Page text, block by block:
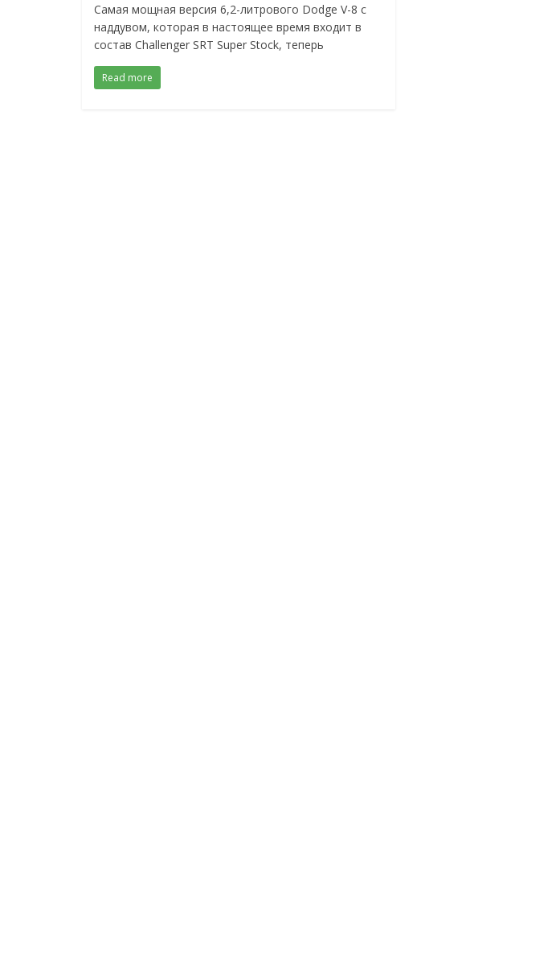
Самая мощная версия 6,2-литрового Dodge V-8 с
наддувом, которая в настоящее время входит в
состав Challenger SRT Super Stock, теперь
Read more